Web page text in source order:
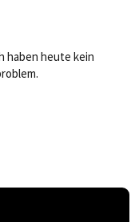
haben heute kein